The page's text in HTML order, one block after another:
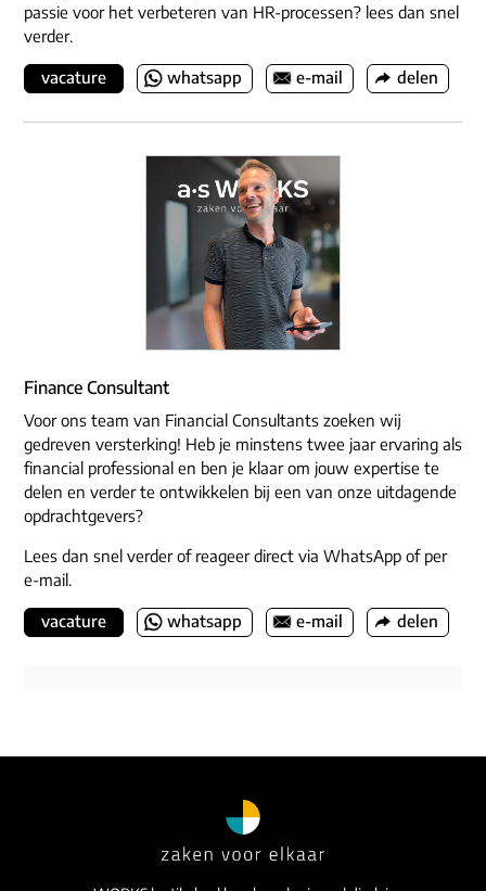
passie voor het verbeteren van HR-processen? lees dan snel
verder.
vacature whatsapp e-mail delen
Finance Consultant
Voor ons team van Financial Consultants zoeken wij
gedreven versterking! Heb je minstens twee jaar ervaring als
financial professional en ben je klaar om jouw expertise te
delen en verder te ontwikkelen bij een van onze uitdagende
opdrachtgevers?
Lees dan snel verder of reageer direct via WhatsApp of per
e-mail.
vacature whatsapp e-mail delen